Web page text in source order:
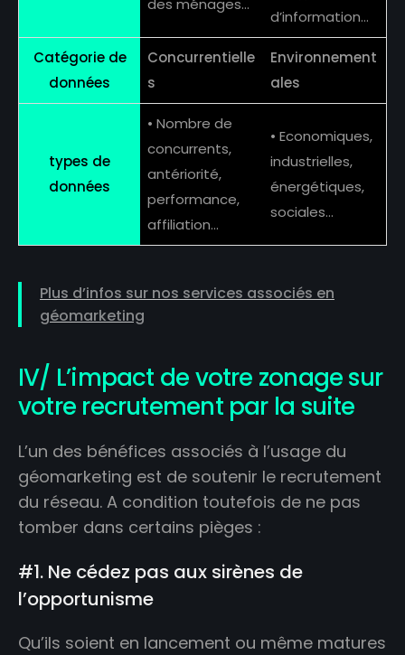
des ménages…
d’information…
Catégorie de
données
Concurrentielle
s
Environnement
ales
types de
données
• Nombre de
concurrents,
antériorité,
performance,
affiliation…
• Economiques,
industrielles,
énergétiques,
sociales…
Plus d’infos sur nos services associés en
géomarketing
IV/ L’impact de votre zonage sur
votre recrutement par la suite
L’un des bénéfices associés à l’usage du
géomarketing est de soutenir le recrutement
du réseau. A condition toutefois de ne pas
tomber dans certains pièges :
#1. Ne cédez pas aux sirènes de
l’opportunisme
Qu’ils soient en lancement ou même matures